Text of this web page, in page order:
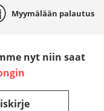
Myymälään palautus
nyt niin saat